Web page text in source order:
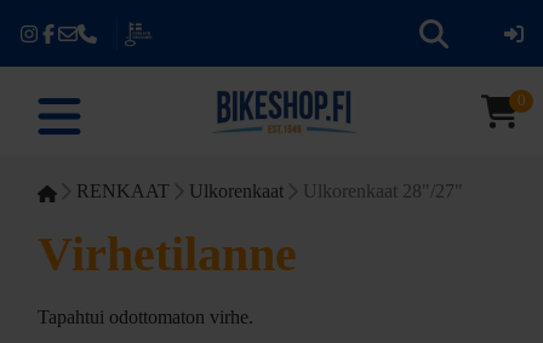
0
RENKAAT Ulkorenkaat Ulkorenkaat 28"/27"
Virhetilanne
Tapahtui odottomaton virhe.